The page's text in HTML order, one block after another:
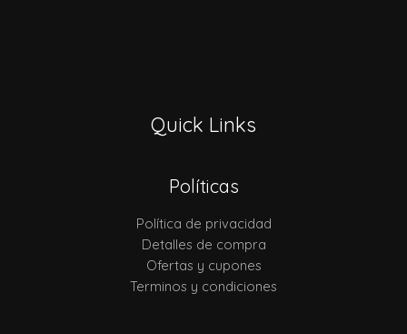
Quick Links
Políticas
Política de privacidad
Detalles de compra
Ofertas y cupones
Terminos y condiciones